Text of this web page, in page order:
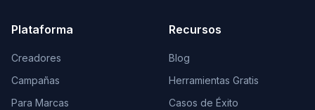
Plataforma
Creadores
Campañas
Para Marcas
Recursos
Blog
Herramientas Gratis
Casos de Éxito